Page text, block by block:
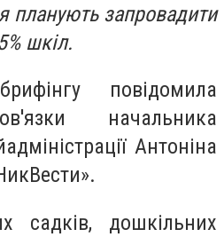
планують запровадити
шкіл.
повідомила
начальника
Антоніна
садків, дошкільних